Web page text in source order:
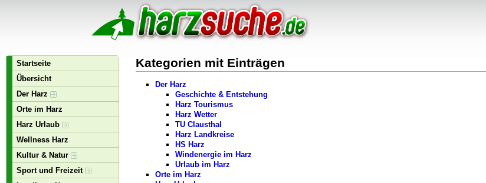
Startseite
Übersicht
Der Harz
Orte im Harz
Harz Urlaub
Wellness Harz
Kultur & Natur
Sport und Freizeit
Kategorien mit Einträgen
Der Harz
Geschichte & Entstehung
Harz Tourismus
Harz Wetter
TU Clausthal
Harz Landkreise
HS Harz
Windenergie im Harz
Urlaub im Harz
Orte im Harz